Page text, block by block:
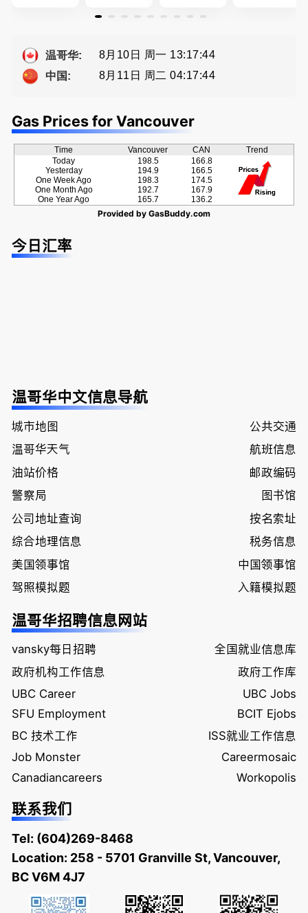
为你提供全
服务
迎委托，多
案！
温哥华:
8月10日 周一 13:17:45
中国:
8月11日 周二 04:17:45
Gas Prices for Vancouver
Time Vancouver CAN
Trend
Today
Yesterday
One Week Ago
One Month Ago
One Year Ago
198.5
194.9
198.3
192.7
165.7
166.8
166.5
174.5
167.9
136.2
Provided by GasBuddy.com
今日汇率
温哥华中文信息导航
城市地图
公共交通
温哥华天气
航班信息
油站价格
邮政编码
警察局
图书馆
公司地址查询
按名索址
综合地理信息
税务信息
美国领事馆
中国领事馆
驾照模拟题
入籍模拟题
温哥华招聘信息网站
vansky每日招聘
全国就业信息库
政府机构工作信息
政府工作库
UBC Career
UBC Jobs
SFU Employment
BCIT Ejobs
BC 技术工作
ISS就业工作信息
Job Monster
Careermosaic
Canadiancareers
Workopolis
联系我们
Tel: (604)269-8468
Location: 258 - 5701 Granville St, Vancouver,
BC V6M 4J7